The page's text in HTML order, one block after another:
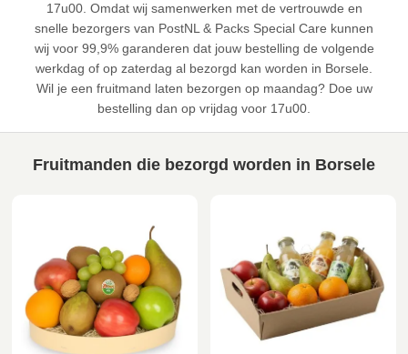
17u00. Omdat wij samenwerken met de vertrouwde en
snelle bezorgers van PostNL & Packs Special Care kunnen
wij voor 99,9% garanderen dat jouw bestelling de volgende
werkdag of op zaterdag al bezorgd kan worden in Borsele.
Wil je een fruitmand laten bezorgen op maandag? Doe uw
bestelling dan op vrijdag voor 17u00.
Fruitmanden die bezorgd worden in Borsele